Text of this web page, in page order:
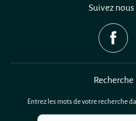
Suivez nous
Recherche
Entrez les mots de votre recherche